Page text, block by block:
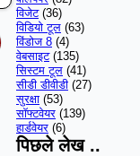
विजेट (36)
विडियो टूल (63)
विंडोज 8 (4)
वेबसाइट (135)
सिस्टम टूल (41)
सीडी डीवीडी (27)
सुरक्षा (53)
सॉफ्टवेयर (139)
हार्डवेयर (6)
पिछले लेख ..